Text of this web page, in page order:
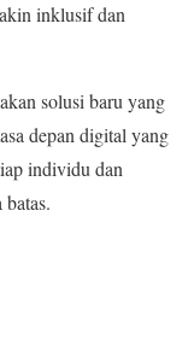
inklusif dan
solusi baru yang
depan digital yang
individu dan